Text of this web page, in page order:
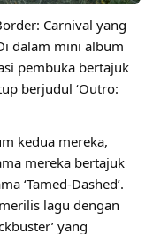
Carnival yang
dalam mini album
pembuka bertajuk
berjudul ‘Outro:
kedua mereka,
mereka bertajuk
‘Tamed-Dashed’.
lagu dengan
yang